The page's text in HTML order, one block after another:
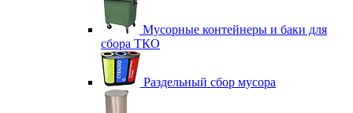
Мусорные контейнеры и баки для
сбора ТКО
Раздельный сбор мусора